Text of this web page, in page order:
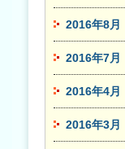
2016年8月
2016年7月
2016年4月
2016年3月